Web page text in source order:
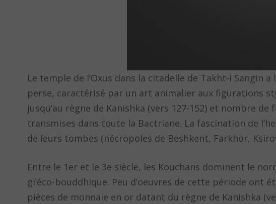
Le temple de l’Oxus dans la citadelle de Takht-i Sangin
perse, caractérisé par un art animalier aux figurations
jusqu’au règne de Kanishka (vers 127-152) et nombre
transmises dans toute la Bactriane. La fascination de
de leurs tombes (nécropoles de Beshkent, Farkhor,
Entre le 1er et le 3e siècle, les Kouchans dominent le
gréco-bouddhique. Peu d’oeuvres de cette période ont
pièces de monnaie en or datant du règne de Kanishka